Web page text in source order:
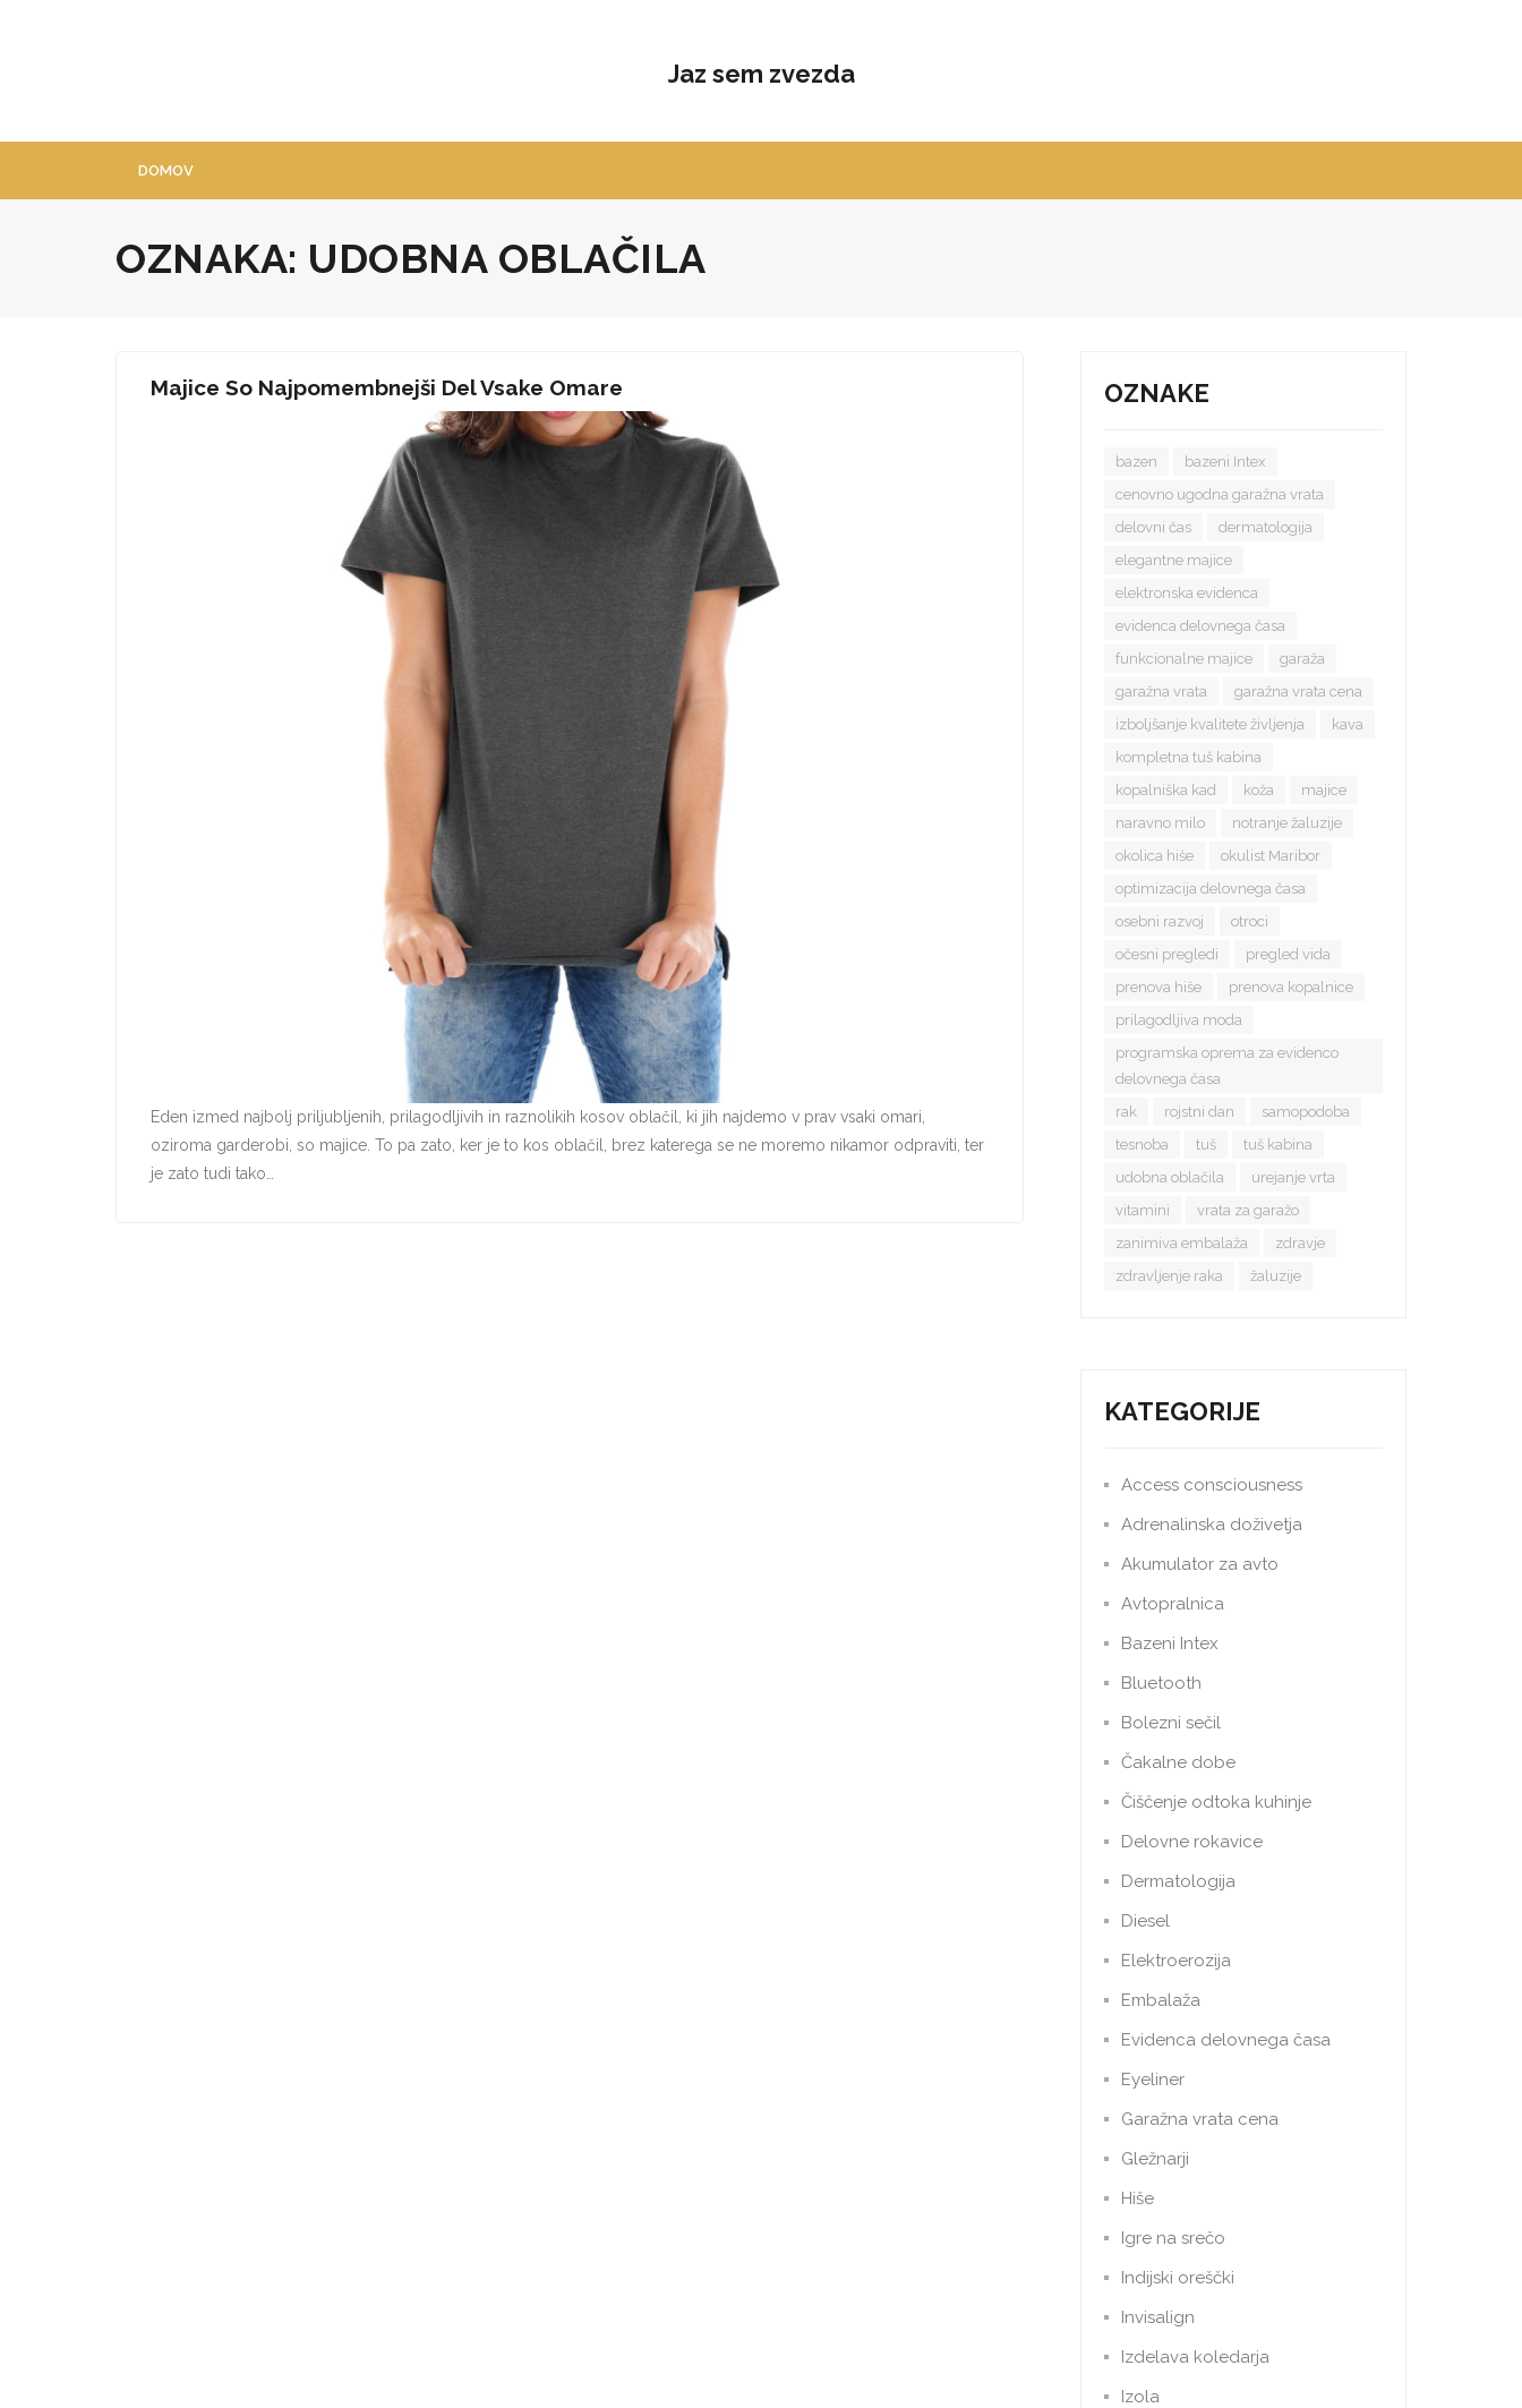
Jaz sem zvezda
DOMOV
OZNAKA: UDOBNA OBLAČILA
Majice So Najpomembnejši Del Vsake Omare
Eden izmed najbolj priljubljenih, prilagodljivih in raznolikih kosov oblačil, ki jih najdemo v prav vsaki omari,
oziroma garderobi, so majice. To pa zato, ker je to kos oblačil, brez katerega se ne moremo nikamor odpraviti, ter
je zato tudi tako…
OZNAKE
bazen
bazeni Intex
cenovno ugodna garažna vrata
delovni čas
dermatologija
elegantne majice
elektronska evidenca
evidenca delovnega časa
funkcionalne majice
garaža
garažna vrata
garažna vrata cena
izboljšanje kvalitete življenja
kava
kompletna tuš kabina
kopalniška kad
koža
majice
naravno milo
notranje žaluzije
okolica hiše
okulist Maribor
optimizacija delovnega časa
osebni razvoj
otroci
očesni pregledi
pregled vida
prenova hiše
prenova kopalnice
prilagodljiva moda
programska oprema za evidenco
delovnega časa
rak
rojstni dan
samopodoba
tesnoba
tuš
tuš kabina
udobna oblačila
urejanje vrta
vitamini
vrata za garažo
zanimiva embalaža
zdravje
zdravljenje raka
žaluzije
KATEGORIJE
Access consciousness
Adrenalinska doživetja
Akumulator za avto
Avtopralnica
Bazeni Intex
Bluetooth
Bolezni sečil
Čakalne dobe
Čiščenje odtoka kuhinje
Delovne rokavice
Dermatologija
Diesel
Elektroerozija
Embalaža
Evidenca delovnega časa
Eyeliner
Garažna vrata cena
Gležnarji
Hiše
Igre na srečo
Indijski oreščki
Invisalign
Izdelava koledarja
Izola